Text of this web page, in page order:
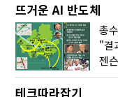
뜨거운 AI 반도체
젠
테크따라잡기